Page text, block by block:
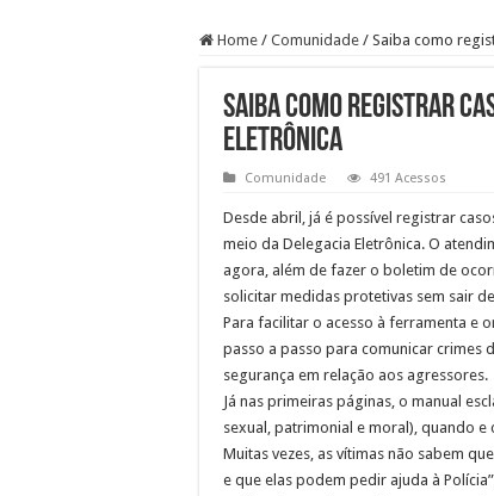
Home / Comunidade / Saiba como
Saiba como registrar
Eletrônica
Comunidade 491 Acessos
Desde abril, já é possível registrar
meio da Delegacia Eletrônica. O
agora, além de fazer o boletim de
solicitar medidas protetivas sem sair
Para facilitar o acesso à ferramenta e
passo a passo para comunicar crimes
segurança em relação aos agressores.
Já nas primeiras páginas, o manual
sexual, patrimonial e moral), quando e
Muitas vezes, as vítimas não sabem
e que elas podem pedir ajuda à